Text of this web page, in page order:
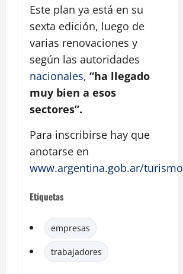
Este plan ya está en su
sexta edición, luego de
varias renovaciones y
según las autoridades
nacionales, “ha llegado
muy bien a esos
sectores”.
Para inscribirse hay que
anotarse en
www.argentina.gob.ar/turismo
Etiquetas
empresas
trabajadores